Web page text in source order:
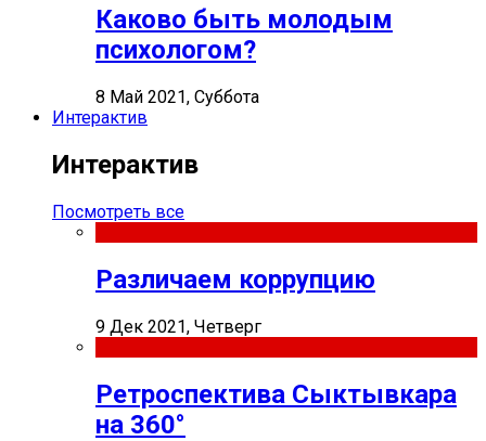
Каково быть молодым
психологом?
8 Май 2021, Суббота
Интерактив
Интерактив
Посмотреть все
Различаем коррупцию
9 Дек 2021, Четверг
Ретроспектива Сыктывкара
на 360°